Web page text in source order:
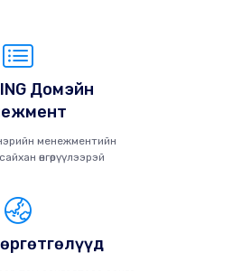
Домэйн
менежментийн
өнгөрүүлээрэй